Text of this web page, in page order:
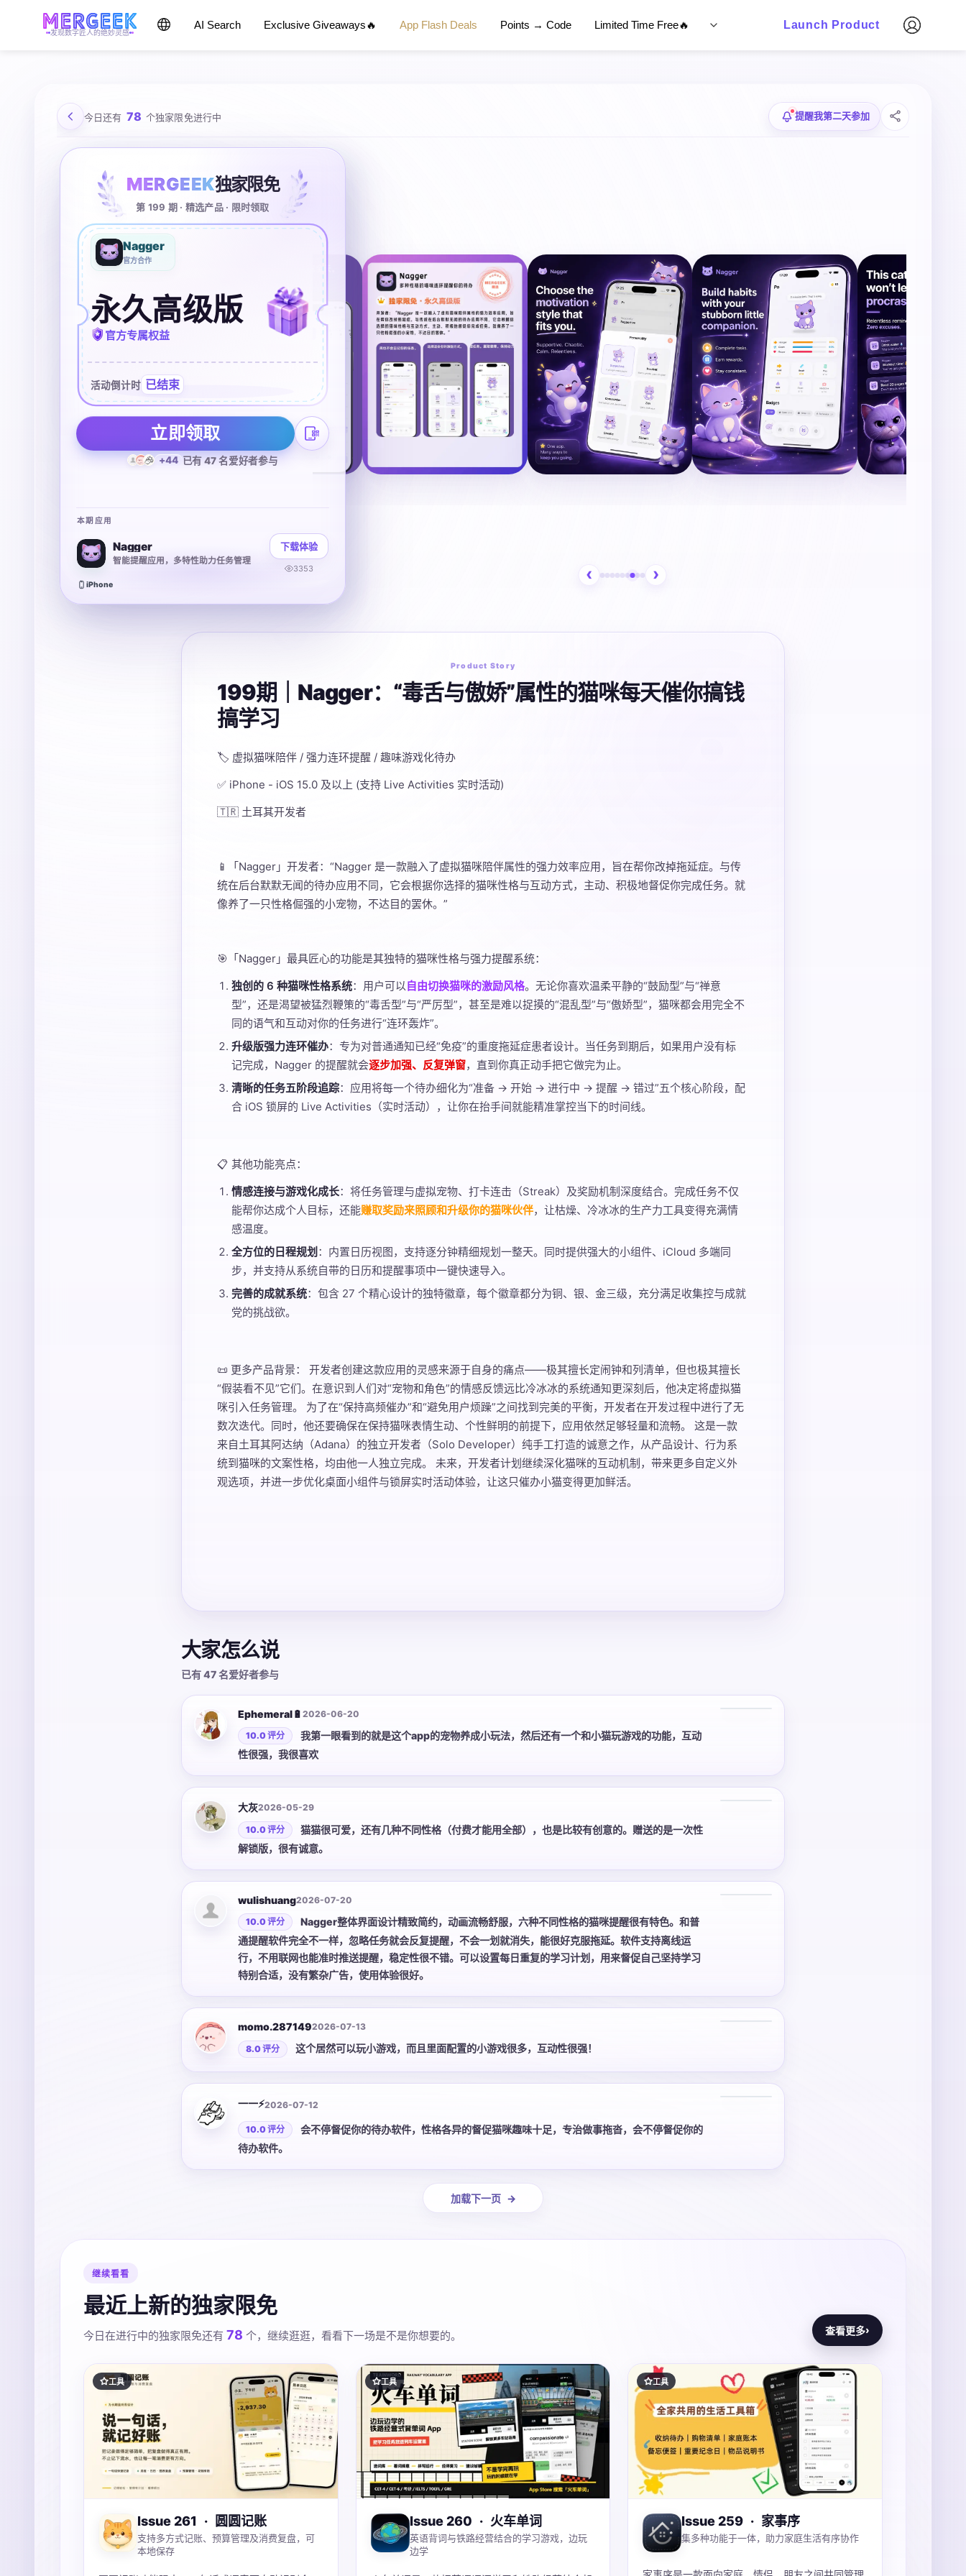
发现数字匠人的绝妙灵感
AI Search Exclusive Giveaways🔥 App Flash Deals Points → Code Limited Time Free🔥 Launch Product
今日还有 78 个独家限免进行中 提醒我第二天参加
MERGEEK独家限免
第 199 期 · 精选产品 · 限时领取
Nagger
官方合作
永久高级版
官方专属权益
活动倒计时 已结束
立即领取
+44 已有 47 名爱好者参与
本期应用
Nagger
智能提醒应用，多特性助力任务管理
下载体验
3353
iPhone
Product Story
199期｜Nagger：“毒舌与傲娇”属性的猫咪每天催你搞钱
搞学习
🏷️ 虚拟猫咪陪伴 / 强力连环提醒 / 趣味游戏化待办
✅ iPhone - iOS 15.0 及以上 (支持 Live Activities 实时活动)
🇹🇷 土耳其开发者
📱「Nagger」开发者：“Nagger 是一款融入了虚拟猫咪陪伴属性的强力效率应用，旨在帮你改掉拖延症。与传
统在后台默默无闻的待办应用不同，它会根据你选择的猫咪性格与互动方式，主动、积极地督促你完成任务。就
像养了一只性格倔强的小宠物，不达目的罢休。”
🎯「Nagger」最具匠心的功能是其独特的猫咪性格与强力提醒系统：
独创的 6 种猫咪性格系统：用户可以自由切换猫咪的激励风格。无论你喜欢温柔平静的“鼓励型”与“禅意
型”，还是渴望被猛烈鞭策的“毒舌型”与“严厉型”，甚至是难以捉摸的“混乱型”与“傲娇型”，猫咪都会用完全不
同的语气和互动对你的任务进行“连环轰炸”。
升级版强力连环催办：专为对普通通知已经“免疫”的重度拖延症患者设计。当任务到期后，如果用户没有标
记完成，Nagger 的提醒就会逐步加强、反复弹窗，直到你真正动手把它做完为止。
清晰的任务五阶段追踪：应用将每一个待办细化为“准备 → 开始 → 进行中 → 提醒 → 错过”五个核心阶段，配
合 iOS 锁屏的 Live Activities（实时活动），让你在抬手间就能精准掌控当下的时间线。
📋 其他功能亮点：
情感连接与游戏化成长：将任务管理与虚拟宠物、打卡连击（Streak）及奖励机制深度结合。完成任务不仅
能帮你达成个人目标，还能赚取奖励来照顾和升级你的猫咪伙伴，让枯燥、冷冰冰的生产力工具变得充满情
感温度。
全方位的日程规划 ：内置日历视图，支持逐分钟精细规划一整天。同时提供强大的小组件、iCloud 多端同
步，并支持从系统自带的日历和提醒事项中一键快速导入。
完善的成就系统：包含 27 个精心设计的独特徽章，每个徽章都分为铜、银、金三级，充分满足收集控与成就
党的挑战欲。
📜 更多产品背景： 开发者创建这款应用的灵感来源于自身的痛点——极其擅长定闹钟和列清单，但也极其擅长
“假装看不见”它们。在意识到人们对“宠物和角色”的情感反馈远比冷冰冰的系统通知更深刻后，他决定将虚拟猫
咪引入任务管理。 为了在“保持高频催办”和“避免用户烦躁”之间找到完美的平衡，开发者在开发过程中进行了无
数次迭代。同时，他还要确保在保持猫咪表情生动、个性鲜明的前提下，应用依然足够轻量和流畅。 这是一款
来自土耳其阿达纳（Adana）的独立开发者（Solo Developer）纯手工打造的诚意之作，从产品设计、行为系
统到猫咪的文案性格，均由他一人独立完成。 未来，开发者计划继续深化猫咪的互动机制，带来更多自定义外
观选项，并进一步优化桌面小组件与锁屏实时活动体验，让这只催办小猫变得更加鲜活。
大家怎么说
已有 47 名爱好者参与
Ephemeral🔋 2026-06-20
10.0 评分
我第一眼看到的就是这个app的宠物养成小玩法，然后还有一个和小猫玩游戏的功能，互动
性很强，我很喜欢
大灰2026-05-29
10.0 评分
猫猫很可爱，还有几种不同性格（付费才能用全部），也是比较有创意的。赠送的是一次性
解锁版，很有诚意。
3 张
wulishuang2026-07-20
10.0 评分
Nagger整体界面设计精致简约，动画流畅舒服，六种不同性格的猫咪提醒很有特色。和普
通提醒软件完全不一样，忽略任务就会反复提醒，不会一划就消失，能很好克服拖延。软件支持离线运
行，不用联网也能准时推送提醒，稳定性很不错。可以设置每日重复的学习计划，用来督促自己坚持学习
特别合适，没有繁杂广告，使用体验很好。
3 张
momo.2871492026-07-13
8.0 评分 这个居然可以玩小游戏，而且里面配置的小游戏很多，互动性很强！
2 张
一一⚡️2026-07-12
10.0 评分
会不停督促你的待办软件，性格各异的督促猫咪趣味十足，专治做事拖沓，会不停督促你的
待办软件。
加载下一页
继续看看
最近上新的独家限免
今日在进行中的独家限免还有 78 个，继续逛逛，看看下一场是不是你想要的。 查看更多›
工具
Issue 261 · 圆圆记账
支持多方式记账、预算管理及消费复盘，可
本地保存
工具
Issue 260 · 火车单词
英语背词与铁路经营结合的学习游戏，边玩
边学
工具
Issue 259 · 家事序
集多种功能于一体，助力家庭生活有序协作